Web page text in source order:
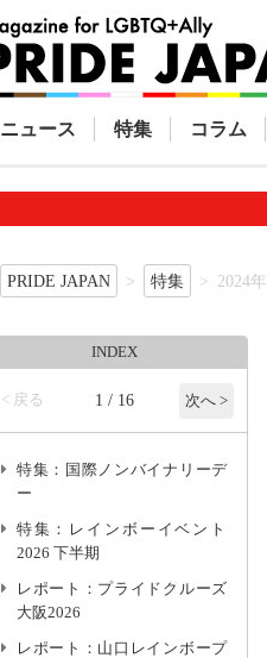
ニュース 特集 コラム
PRIDE JAPAN 特集 2024年
INDEX
< 戻る 1 / 16 次へ >
特集：国際ノンバイナリーデ
ー
特集：レインボーイベント
2026 下半期
レポート：プライドクルーズ
大阪2026
レポート：山口レインボープ